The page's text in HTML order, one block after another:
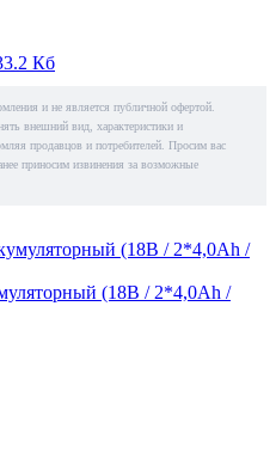
Кб
и не является публичной офертой.
внешний вид, характеристики и
продавцов и потребителей. Просим вас
приносим извинения за возможные
(18В / 2*4,0Ah /